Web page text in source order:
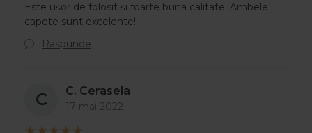
Este ușor de folosit și foarte buna calitate. Ambele
capete sunt excelente!
Raspunde
C C. Cerasela
17 mai 2022